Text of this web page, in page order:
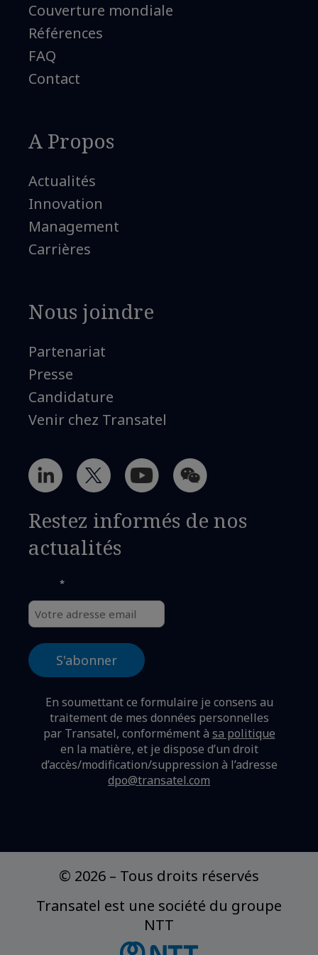
Couverture mondiale
Références
FAQ
Contact
A Propos
Actualités
Innovation
Management
Carrières
Nous joindre
Partenariat
Presse
Candidature
Venir chez Transatel
Restez informés de nos
actualités
*
En soumettant ce formulaire je consens au
traitement de mes données personnelles
par Transatel, conformément à sa politique
en la matière, et je dispose d’un droit
d’accès/modification/suppression à l’adresse
dpo@transatel.com
© 2026 – Tous droits réservés
Transatel est une société du groupe
NTT